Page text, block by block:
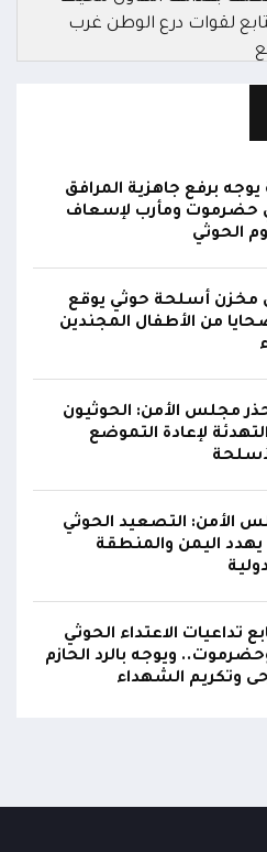
لقوات درع الوطن غرب
أحياء سكنية غرب قعطبة
بالسلاح الثقيل يستهدف
المعزوب والعبارى في
حوثية ويتصدى للمسيرات
يوجه برفع جاهزية المرافق
حضرموت ومأرب لإسعاف
الحوثي
مخزن أسلحة حوثي يوقع
من الأطفال المجندين
مجلس الأمن: الحوثيون
لإعادة التموضع
الأمن: التصعيد الحوثي
يهدد اليمن والمنطقة
تداعيات الاعتداء الحوثي
ويوجه بالرد الحازم
وتكريم الشهداء